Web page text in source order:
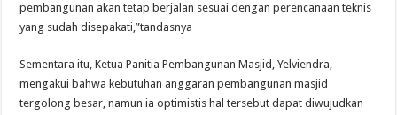
pembangunan akan tetap berjalan sesuai dengan perencanaan teknis
yang sudah disepakati,”tandasnya
Sementara itu, Ketua Panitia Pembangunan Masjid, Yelviendra,
mengakui bahwa kebutuhan anggaran pembangunan masjid
tergolong besar, namun ia optimistis hal tersebut dapat diwujudkan